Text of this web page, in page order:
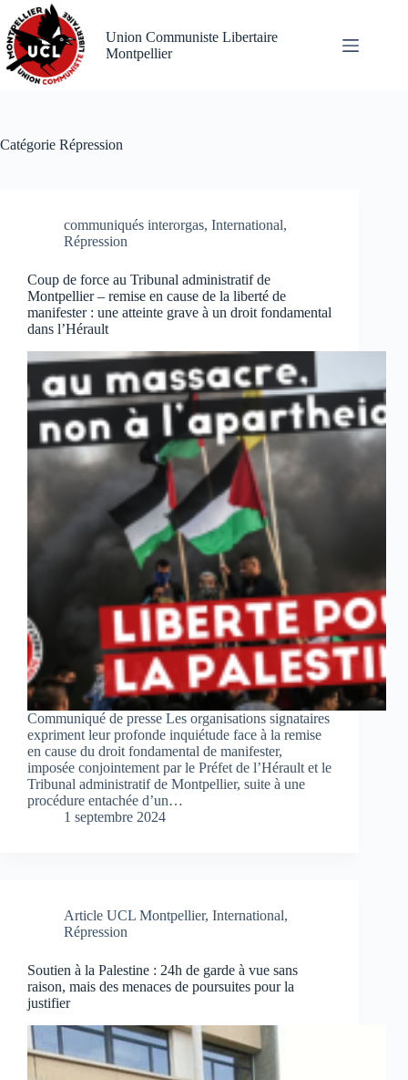
Passer
au
contenu
Union Communiste Libertaire
Montpellier
Catégorie Répression
communiqués interorgas, International,
Répression
Coup de force au Tribunal administratif de
Montpellier – remise en cause de la liberté de
manifester : une atteinte grave à un droit fondamental
dans l’Hérault
Communiqué de presse Les organisations signataires
expriment leur profonde inquiétude face à la remise
en cause du droit fondamental de manifester,
imposée conjointement par le Préfet de l’Hérault et le
Tribunal administratif de Montpellier, suite à une
procédure entachée d’un…
1 septembre 2024
Article UCL Montpellier, International,
Répression
Soutien à la Palestine : 24h de garde à vue sans
raison, mais des menaces de poursuites pour la
justifier